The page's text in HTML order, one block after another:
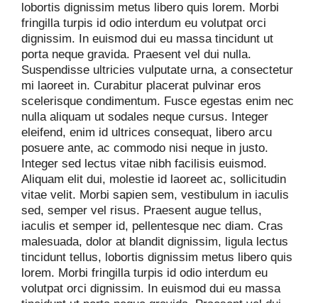
lobortis dignissim metus libero quis lorem. Morbi
fringilla turpis id odio interdum eu volutpat orci
dignissim. In euismod dui eu massa tincidunt ut
porta neque gravida. Praesent vel dui nulla.
Suspendisse ultricies vulputate urna, a consectetur
mi laoreet in. Curabitur placerat pulvinar eros
scelerisque condimentum. Fusce egestas enim nec
nulla aliquam ut sodales neque cursus. Integer
eleifend, enim id ultrices consequat, libero arcu
posuere ante, ac commodo nisi neque in justo.
Integer sed lectus vitae nibh facilisis euismod.
Aliquam elit dui, molestie id laoreet ac, sollicitudin
vitae velit. Morbi sapien sem, vestibulum in iaculis
sed, semper vel risus. Praesent augue tellus,
iaculis et semper id, pellentesque nec diam. Cras
malesuada, dolor at blandit dignissim, ligula lectus
tincidunt tellus, lobortis dignissim metus libero quis
lorem. Morbi fringilla turpis id odio interdum eu
volutpat orci dignissim. In euismod dui eu massa